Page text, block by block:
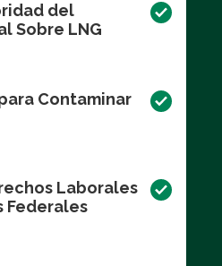
del
Sobre LNG
Contaminar
Laborales
Federales